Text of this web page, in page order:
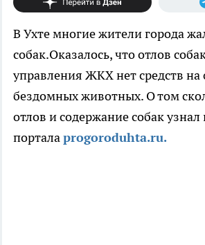
В Ухте многие жители города
собак.Оказалось, что отлов
управления ЖКХ нет средств на
бездомных животных. О том
отлов и содержание собак
порталаprogoroduhta.ru.